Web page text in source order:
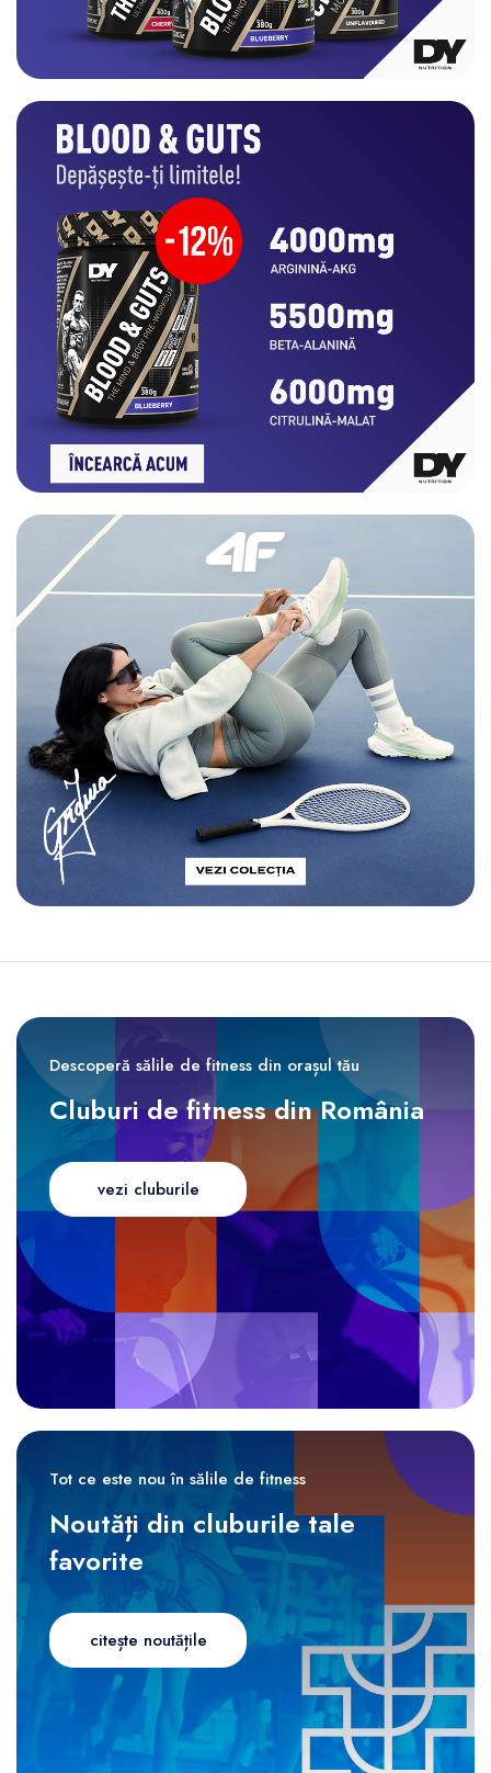
Descoperă sălile de fitness din orașul tău
Cluburi de fitness din România
vezi cluburile
Tot ce este nou în sălile de fitness
Noutăți din cluburile tale
favorite
citește noutățile